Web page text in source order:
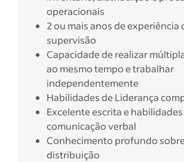
operacionais
2 ou mais anos de experiência
supervisão
Capacidade de realizar
ao mesmo tempo e trabalhar
independentemente
Habilidades de Liderança
Excelente escrita e
comunicação verbal
Conhecimento profundo
distribuição